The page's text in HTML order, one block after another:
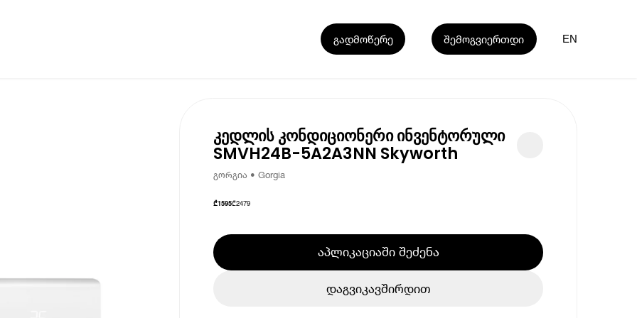
გადმოწერე შემოგვიერთდი EN
კედლის კონდიციონერი ინვენტორული
SMVH24B-5A2A3NN Skyworth
გორგია • Gorgia
₾1595₾2479
აპლიკაციაში შეძენა
დაგვიკავშირდით